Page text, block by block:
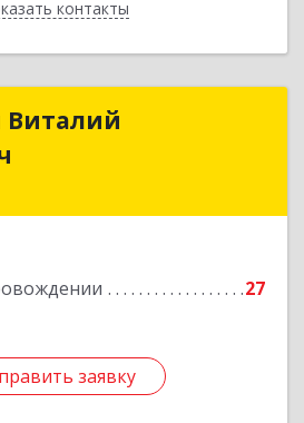
контакты
Назад
27
заявку
Велютич Виталий
Подробнее
заявку